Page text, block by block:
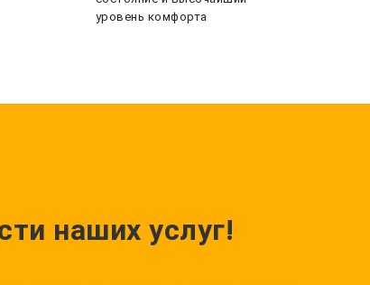
уровень комфорта
наших услуг!